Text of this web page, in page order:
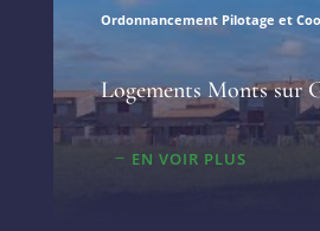
Ordonnancement Pilotage et
Logements Monts sur
EN VOIR PLUS